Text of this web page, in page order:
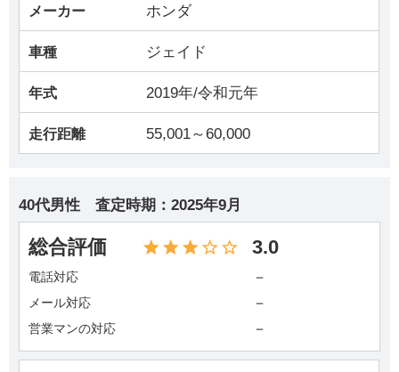
メーカー ホンダ
車種 ジェイド
年式 2019年/令和元年
走行距離 55,001～60,000
40代男性 査定時期： 2025年9月
総合評価 3.0
電話対応 －
メール対応 －
営業マンの対応 －